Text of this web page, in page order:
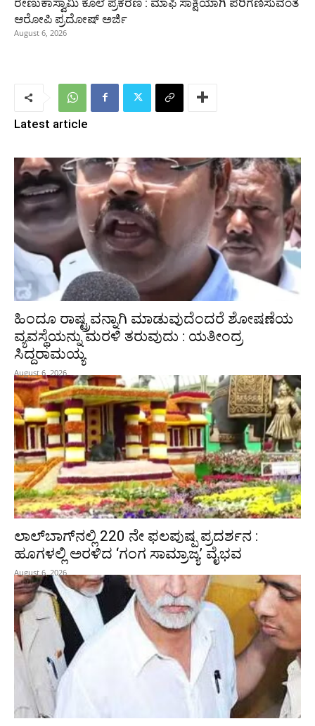
ಆರೋಪಿ ಪ್ರದೋಷ್‌ ಅರ್ಜಿ
August 6, 2026
Latest article
ಹಿಂದೂ ರಾಷ್ಟ್ರವನ್ನಾಗಿ ಮಾಡುವುದೆಂದರೆ ಶೋಷಣೆಯ
ವ್ಯವಸ್ಥೆಯನ್ನು ಮರಳಿ ತರುವುದು : ಯತೀಂದ್ರ
ಸಿದ್ದರಾಮಯ್ಯ
August 6, 2026
ಲಾಲ್‍ಬಾಗ್‍ನಲ್ಲಿ 220 ನೇ ಫಲಪುಷ್ಪ ಪ್ರದರ್ಶನ :
ಹೂಗಳಲ್ಲಿ ಅರಳಿದ ‘ಗಂಗ ಸಾಮ್ರಾಜ್ಯ’ ವೈಭವ
August 6, 2026